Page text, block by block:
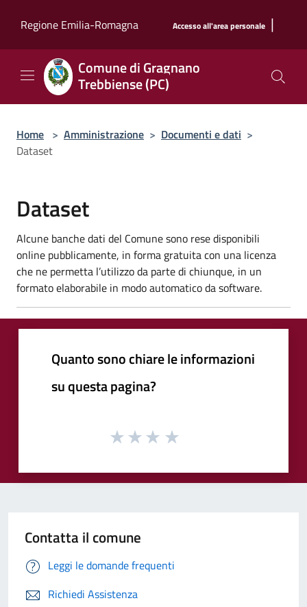
Regione Emilia-Romagna
Accesso all'area personale |
Comune di Gragnano
Trebbiense (PC)
Home > Amministrazione > Documenti e dati >
Dataset
Dataset
Alcune banche dati del Comune sono rese disponibili
online pubblicamente, in forma gratuita con una licenza
che ne permetta l’utilizzo da parte di chiunque, in un
formato elaborabile in modo automatico da software.
Quanto sono chiare le informazioni
su questa pagina?
Contatta il comune
Leggi le domande frequenti
Richiedi Assistenza